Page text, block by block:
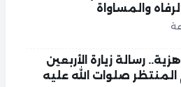
والمساواة
رسالة زيارة الأربعين
المنتظر صلوات الله عليه